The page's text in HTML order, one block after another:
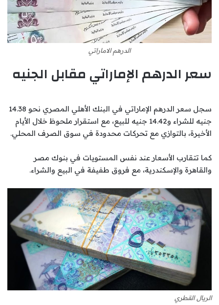
الدرهم الاماراتي
سعر الدرهم الإماراتي مقابل الجنيه
سجل سعر الدرهم الإماراتي في البنك الأهلي المصري نحو 14.38
جنيه للشراء و14.42 جنيه للبيع، مع استقرار ملحوظ خلال الأيام
الأخيرة، بالتوازي مع تحركات محدودة في سوق الصرف المحلي.
كما تتقارب الأسعار عند نفس المستويات في بنوك مصر
والقاهرة والإسكندرية، مع فروق طفيفة في البيع والشراء.
الريال القطري